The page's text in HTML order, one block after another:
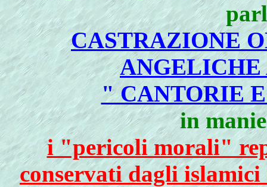
CASTRAZIONE
ANGELICHE
" CANTORIE
in
i "pericoli morali"
conservati dagli